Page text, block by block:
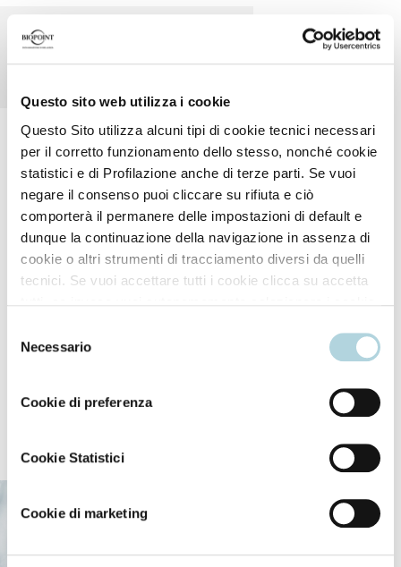
Questo sito web utilizza i cookie
Questo Sito utilizza alcuni tipi di cookie tecnici necessari
per il corretto funzionamento dello stesso, nonché cookie
statistici e di Profilazione anche di terze parti. Se vuoi
negare il consenso puoi cliccare su rifiuta e ciò
comporterà il permanere delle impostazioni di default e
dunque la continuazione della navigazione in assenza di
cookie o altri strumenti di tracciamento diversi da quelli
tecnici. Se vuoi accettare tutti i cookie clicca su accetta
più consulta la
delNecessario
Cookie di preferenza
Cookie Statistici
Cookie di marketing
Long-lasting colour, even from
roots to ends, to ensure 100%
How to use
Color Oxidising Cream.
Our ingredients